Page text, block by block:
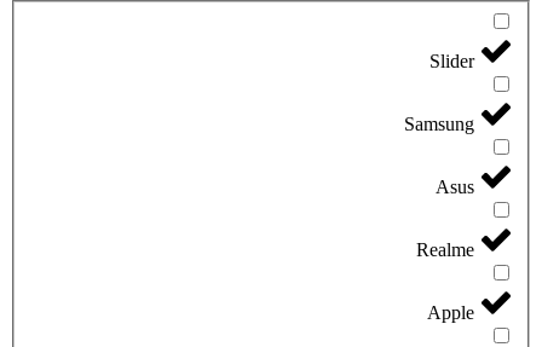
Slider
Samsung
Asus
Realme
Apple